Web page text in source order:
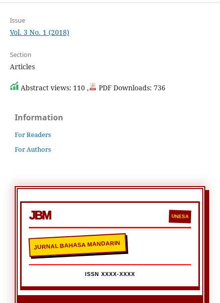
Issue
Vol. 3 No. 1 (2018)
Section
Articles
Abstract views: 110 , PDF Downloads: 736
Information
For Readers
For Authors
JBM UNESA
JURNAL BAHASA MANDARIN
ISSN XXXX-XXXX